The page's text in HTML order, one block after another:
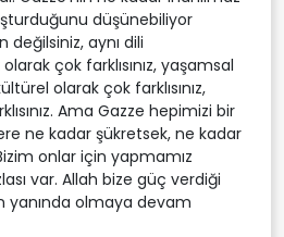
düşünebiliyor
değilsiniz, aynı dili
çok farklısınız, yaşamsal
olarak çok farklısınız,
Ama Gazze hepimizi bir
ne kadar şükretsek, ne kadar
onlar için yapmamız
var. Allah bize güç verdiği
yanında olmaya devam